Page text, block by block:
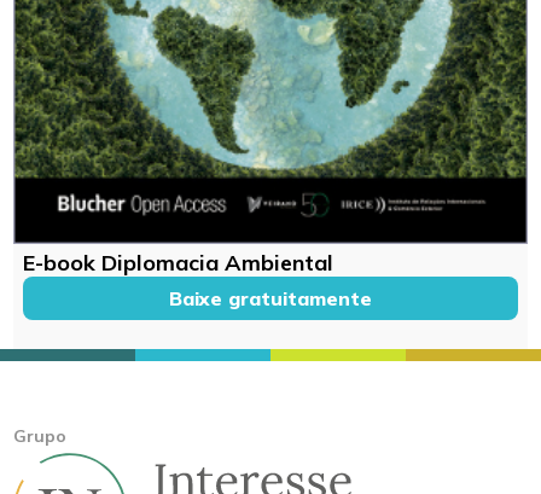
E-book Diplomacia Ambiental
Baixe gratuitamente
Grupo